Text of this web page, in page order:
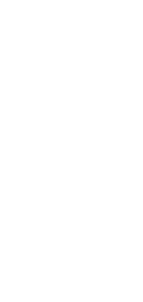
der Website.